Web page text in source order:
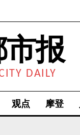
报
DAILY
观点 摩登